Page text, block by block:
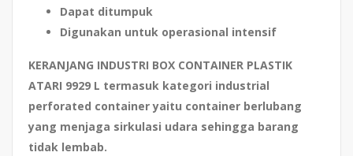
Dapat ditumpuk
Digunakan untuk operasional intensif
KERANJANG INDUSTRI BOX CONTAINER PLASTIK
ATARI 9929 L termasuk kategori industrial
perforated containeryaitu container berlubang
yang menjaga sirkulasi udara sehingga barang
tidak lembab.